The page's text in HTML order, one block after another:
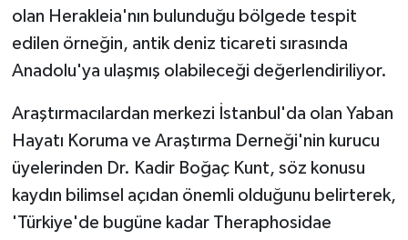
olan Herakleia'nın bulunduğu bölgede tespit
edilen örneğin, antik deniz ticareti sırasında
Anadolu'ya ulaşmış olabileceği değerlendiriliyor.
Araştırmacılardan merkezi İstanbul'da olan Yaban
Hayatı Koruma ve Araştırma Derneği'nin kurucu
üyelerinden Dr. Kadir Boğaç Kunt, söz konusu
kaydın bilimsel açıdan önemli olduğunu belirterek,
'Türkiye'de bugüne kadar Theraphosidae